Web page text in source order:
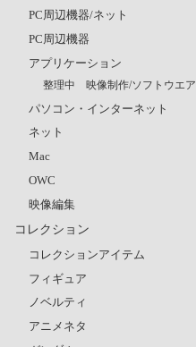
PC周辺機器/ネット
PC周辺機器
アプリケーション
整理中 映像制作/ソフトウエア
パソコン・インターネット
ネット
Mac
OWC
映像編集
コレクション
コレクションアイテム
フィギュア
ノベルティ
アニメネタ